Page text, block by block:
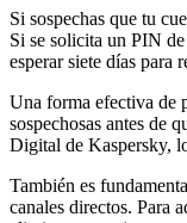
Si sospechas que tu
Si se solicita un PIN
esperar siete días para
Una forma efectiva de
sospechosas antes de
Digital de Kaspersky,
También es
canales directos. Para